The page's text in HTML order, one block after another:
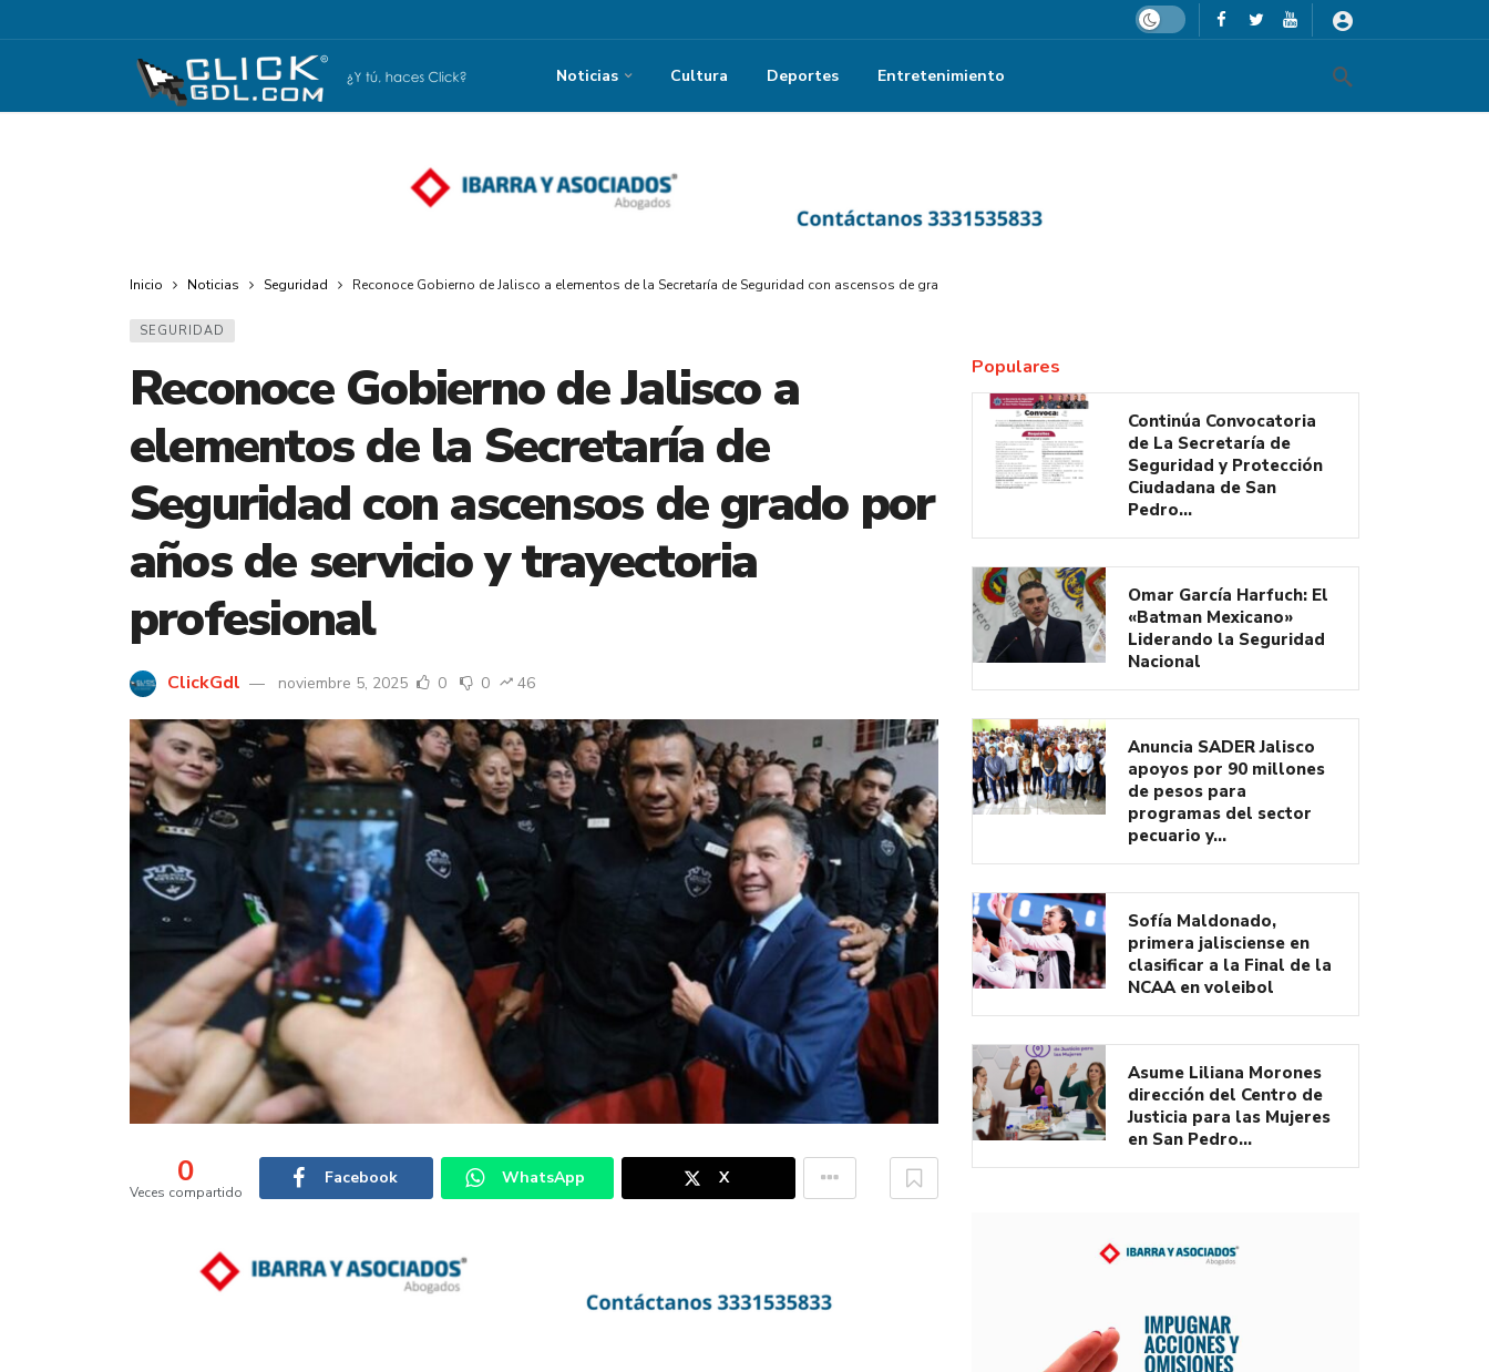
Dark mode
Noticias Cultura Deportes Entretenimiento
Inicio Noticias Seguridad Reconoce Gobierno de Jalisco a elementos de la Secretaría de Seguridad con ascensos de grado por años de servicio y trayectoria profesional
SEGURIDAD
Reconoce Gobierno de Jalisco a
elementos de la Secretaría de
Seguridad con ascensos de grado por
años de servicio y trayectoria
profesional
ClickGdl noviembre 5, 2025 0 0 46
0
Veces compartido
Facebook WhatsApp X
Populares
Continúa Convocatoria
de La Secretaría de
Seguridad y Protección
Ciudadana de San
Pedro…
Omar García Harfuch: El
«Batman Mexicano»
Liderando la Seguridad
Nacional
Anuncia SADER Jalisco
apoyos por 90 millones
de pesos para
programas del sector
pecuario y…
Sofía Maldonado,
primera jalisciense en
clasificar a la Final de la
NCAA en voleibol
Asume Liliana Morones
dirección del Centro de
Justicia para las Mujeres
en San Pedro…